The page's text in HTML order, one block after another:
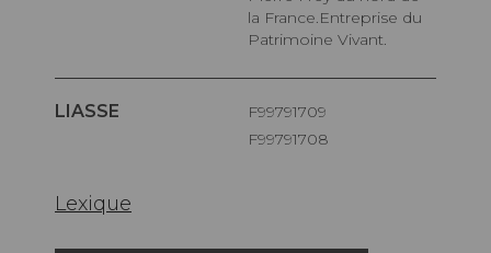
la France.Entreprise du
Patrimoine Vivant.
LIASSE
F99791709
F99791708
Lexique